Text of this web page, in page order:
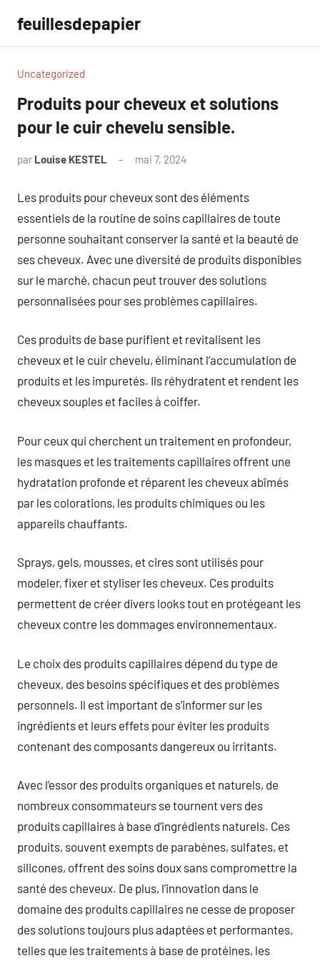
contenu
feuillesdepapier
Uncategorized
Produits pour cheveux et solutions
pour le cuir chevelu sensible.
par Louise KESTEL mai 7, 2024
Les produits pour cheveux sont des éléments
essentiels de la routine de soins capillaires de toute
personne souhaitant conserver la santé et la beauté de
ses cheveux. Avec une diversité de produits disponibles
sur le marché, chacun peut trouver des solutions
personnalisées pour ses problèmes capillaires.
Ces produits de base purifient et revitalisent les
cheveux et le cuir chevelu, éliminant l’accumulation de
produits et les impuretés. Ils réhydratent et rendent les
cheveux souples et faciles à coiffer.
Pour ceux qui cherchent un traitement en profondeur,
les masques et les traitements capillaires offrent une
hydratation profonde et réparent les cheveux abîmés
par les colorations, les produits chimiques ou les
appareils chauffants.
Sprays, gels, mousses, et cires sont utilisés pour
modeler, fixer et styliser les cheveux. Ces produits
permettent de créer divers looks tout en protégeant les
cheveux contre les dommages environnementaux.
Le choix des produits capillaires dépend du type de
cheveux, des besoins spécifiques et des problèmes
personnels. Il est important de s’informer sur les
ingrédients et leurs effets pour éviter les produits
contenant des composants dangereux ou irritants.
Avec l’essor des produits organiques et naturels, de
nombreux consommateurs se tournent vers des
produits capillaires à base d’ingrédients naturels. Ces
produits, souvent exempts de parabènes, sulfates, et
silicones, offrent des soins doux sans compromettre la
santé des cheveux. De plus, l’innovation dans le
domaine des produits capillaires ne cesse de proposer
des solutions toujours plus adaptées et performantes,
telles que les traitements à base de protéines, les